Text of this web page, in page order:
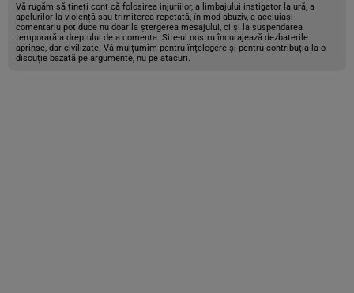
Vă rugăm să țineți cont că folosirea injuriilor, a limbajului instigator la ură, a
apelurilor la violență sau trimiterea repetată, în mod abuziv, a aceluiași
comentariu pot duce nu doar la ștergerea mesajului, ci și la suspendarea
temporară a dreptului de a comenta. Site-ul nostru încurajează dezbaterile
aprinse, dar civilizate. Vă mulțumim pentru înțelegere și pentru contribuția la o
discuție bazată pe argumente, nu pe atacuri.